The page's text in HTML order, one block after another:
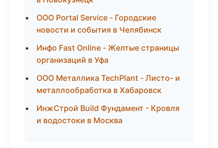
ООО Portal Service - Городские
новости и события в Челябинск
Инфо Fast Online - Желтые страницы
организаций в Уфа
ООО Металлика TechPlant - Листо- и
металлообработка в Хабаровск
ИнжСтрой Build Фундамент - Кровля
и водостоки в Москва